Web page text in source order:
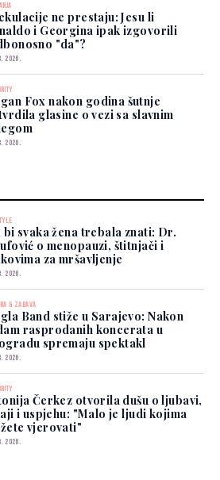
ne prestaju: Jesu li
i Georgina ipak izgovorili
"da"?
2026.
Fox nakon godina šutnje
glasine o vezi sa slavnim
2026.
bi svaka žena trebala znati: Dr.
o menopauzi, štitnjači i
za mršavljenje
2026.
& ZABAVA
Band stiže u Sarajevo: Nakon
rasprodanih koncerata u
spremaju spektakl
2026.
Čerkez otvorila dušu o ljubavi,
i uspjehu: "Malo je ljudi kojima
vjerovati"
2026.